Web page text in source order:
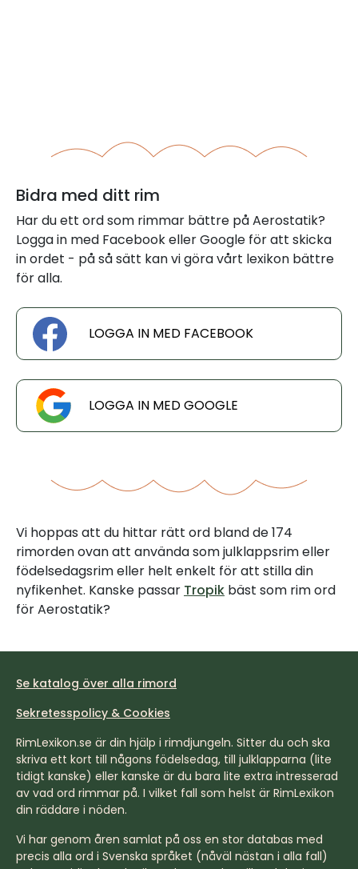
Bidra med ditt rim
Har du ett ord som rimmar bättre på Aerostatik?
Logga in med Facebook eller Google för att skicka
in ordet - på så sätt kan vi göra vårt lexikon bättre
för alla.
LOGGA IN MED FACEBOOK
LOGGA IN MED GOOGLE
Vi hoppas att du hittar rätt ord bland de 174
rimorden ovan att använda som julklappsrim eller
födelsedagsrim eller helt enkelt för att stilla din
nyfikenhet. Kanske passar Tropik bäst som rim ord
för Aerostatik?
Se katalog över alla rimord
Sekretesspolicy & Cookies
RimLexikon.se är din hjälp i rimdjungeln. Sitter du och ska
skriva ett kort till någons födelsedag, till julklapparna (lite
tidigt kanske) eller kanske är du bara lite extra intresserad
av vad ord rimmar på. I vilket fall som helst är RimLexikon
din räddare i nöden.
Vi har genom åren samlat på oss en stor databas med
precis alla ord i Svenska språket (nåväl nästan i alla fall)